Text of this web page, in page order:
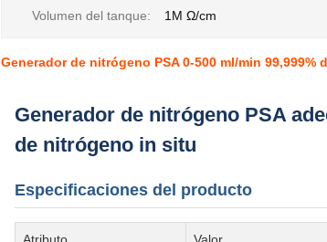
Volumen del tanque: 1M Ω/cm
Generador de nitrógeno PSA 0-500 ml/min 99,999%
Generador de nitrógeno PSA
de nitrógeno in situ
Especificaciones del producto